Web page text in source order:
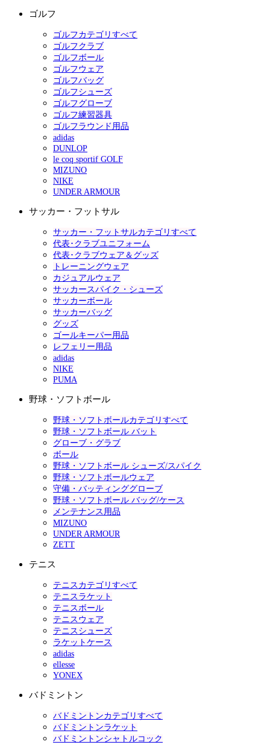
ゴルフ
ゴルフカテゴリすべて
ゴルフクラブ
ゴルフボール
ゴルフウェア
ゴルフバッグ
ゴルフシューズ
ゴルフグローブ
ゴルフ練習器具
ゴルフラウンド用品
adidas
DUNLOP
le coq sportif GOLF
MIZUNO
NIKE
UNDER ARMOUR
サッカー・フットサル
サッカー・フットサルカテゴリすべて
代表･クラブユニフォーム
代表･クラブウェア＆グッズ
トレーニングウェア
カジュアルウェア
サッカースパイク・シューズ
サッカーボール
サッカーバッグ
グッズ
ゴールキーパー用品
レフェリー用品
adidas
NIKE
PUMA
野球・ソフトボール
野球・ソフトボールカテゴリすべて
野球・ソフトボール バット
グローブ・グラブ
ボール
野球・ソフトボール シューズ/スパイク
野球・ソフトボールウェア
守備・バッティンググローブ
野球・ソフトボール バッグ/ケース
メンテナンス用品
MIZUNO
UNDER ARMOUR
ZETT
テニス
テニスカテゴリすべて
テニスラケット
テニスボール
テニスウェア
テニスシューズ
ラケットケース
adidas
ellesse
YONEX
バドミントン
バドミントンカテゴリすべて
バドミントンラケット
バドミントンシャトルコック